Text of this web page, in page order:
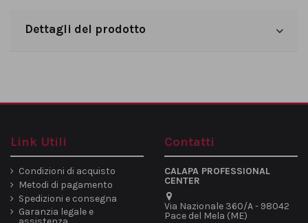
Dettagli del prodotto
Link Utili
Condizioni di acquisto
Metodi di pagamento
Spedizioni e consegna
Garanzia legale e
Contatti
CALAPA PROFESSIONAL
CENTER
Via Nazionale 360/A - 98042
Pace del Mela (ME)